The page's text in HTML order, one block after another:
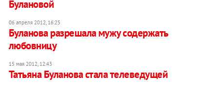
Булановой
06 апреля 2012, 16:25
Буланова разрешала мужу содержать
любовницу
15 мая 2012, 12:43
Татьяна Буланова стала телеведущей